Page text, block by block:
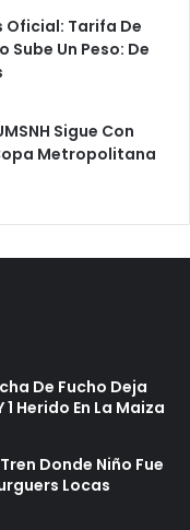
Oficial: Tarifa De
Un Peso: De
Sigue Con
Metropolitana
De Fucho Deja
Herido En La Maiza
Donde Niño Fue
Locas